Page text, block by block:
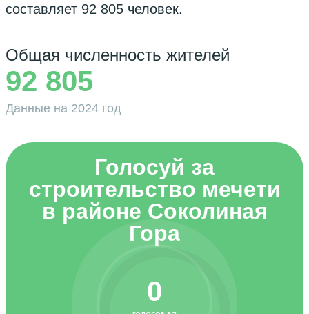
составляет 92 805 человек.
Общая численность жителей
92 805
Данные на 2024 год
Голосуй за
строительство мечети
в районе Соколиная
Гора
0